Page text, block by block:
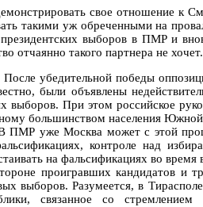
свое отношение к
такими уж обреченными на
выборов в ПМР и
отчаянно такого партнера не хочет.
убедительной победы
были объявлены
При этом российское
большинством населения
В ПМР уже Москва может с этой
контроле над
на фальсификациях во время
проигравших кандидатов и
выборов. Разумеется, в
связанное со стремлением